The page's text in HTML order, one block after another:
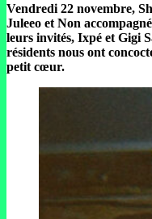
Vendredi 22 novembre,
Juleeo et Non
leurs invités, Ixpé et Gigi
résidents nous ont
petit cœur.